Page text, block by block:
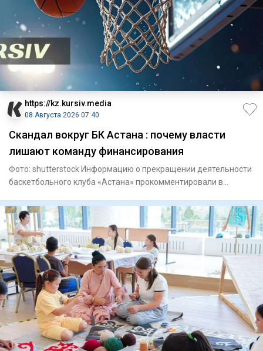
https://kz.kursiv.media
08 Августа 2026 07:40
Скандал вокруг БК Астана : почему власти
лишают команду финансирования
Фото: shutterstock Информацию о прекращении деятельности
баскетбольного клуба «Астана» прокомментировали в